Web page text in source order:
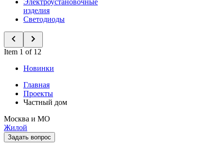
Электроустановочные
изделия
Светодиоды
Item 1 of 12
Новинки
Главная
Проекты
Частный дом
Москва и МО
Жилой
Задать вопрос